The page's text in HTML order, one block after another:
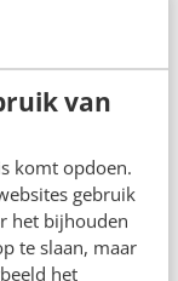
van
komt opdoen.
gebruik
het bijhouden
te slaan, maar
het